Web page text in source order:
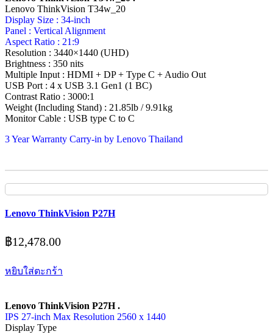
Lenovo ThinkVision T34w_20
Display Size : 34-inch
Panel : Vertical Alignment
Aspect Ratio : 21:9
Resolution : 3440×1440 (UHD)
Brightness : 350 nits
Multiple Input : HDMI + DP + Type C + Audio Out
USB Port : 4 x USB 3.1 Gen1 (1 BC)
Contrast Ratio : 3000:1
Weight (Including Stand) : 21.85lb / 9.91kg
Monitor Cable : USB type C to C
3 Year Warranty Carry-in by Lenovo Thailand
Lenovo ThinkVision P27H
฿12,478.00
หยิบใส่ตะกร้า
Lenovo ThinkVision P27H .
IPS 27-inch Max Resolution 2560 x 1440
Display Type